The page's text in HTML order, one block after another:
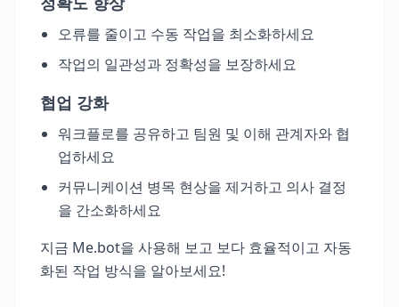
오류를 줄이고 수동 작업을 최소화하세요
작업의 일관성과 정확성을 보장하세요
협업 강화
워크플로를 공유하고 팀원 및 이해 관계자와 협
업하세요
커뮤니케이션 병목 현상을 제거하고 의사 결정
을 간소화하세요
지금 Me.bot을 사용해 보고 보다 효율적이고 자동
화된 작업 방식을 알아보세요!